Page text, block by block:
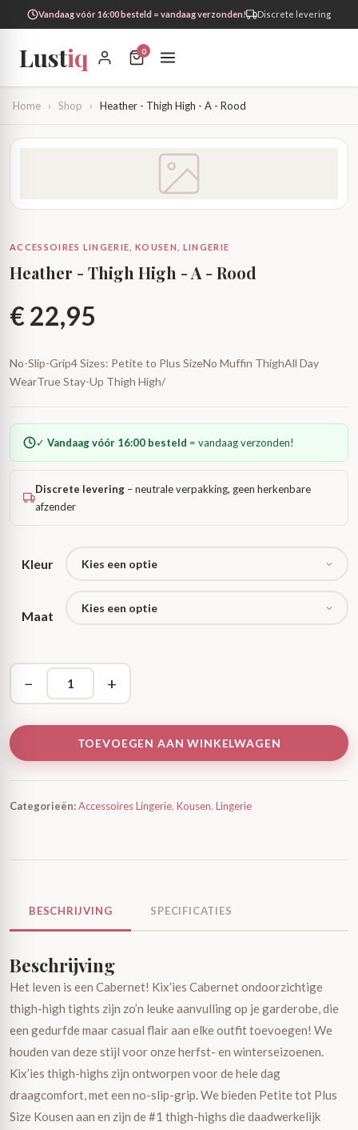
Vandaag vóór 16:00 besteld = vandaag verzonden! Discrete levering
Lustiq 0
Home › Shop › Heather - Thigh High - A - Rood
ACCESSOIRES LINGERIE, KOUSEN, LINGERIE
Heather - Thigh High - A - Rood
€22,95
No-Slip-Grip4 Sizes: Petite to Plus SizeNo Muffin ThighAll Day
WearTrue Stay-Up Thigh High/
✓ Vandaag vóór 16:00 besteld = vandaag verzonden!
Discrete levering – neutrale verpakking, geen herkenbare
afzender
Kleur
Maat
− +
TOEVOEGEN AAN WINKELWAGEN
Categorieën:Accessoires Lingerie, Kousen, Lingerie
BESCHRIJVING SPECIFICATIES
Beschrijving
Het leven is een Cabernet! Kix’ies Cabernet ondoorzichtige
thigh-high tights zijn zo’n leuke aanvulling op je garderobe, die
een gedurfde maar casual flair aan elke outfit toevoegen! We
houden van deze stijl voor onze herfst- en winterseizoenen.
Kix’ies thigh-highs zijn ontworpen voor de hele dag
draagcomfort, met een no-slip-grip. We bieden Petite tot Plus
Size Kousen aan en zijn de #1 thigh-highs die daadwerkelijk